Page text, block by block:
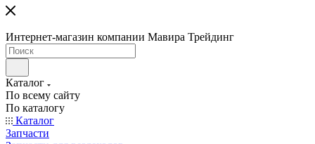
Интернет-магазин компании Мавира Трейдинг
Каталог
По всему сайту
По каталогу
Каталог
Запчасти